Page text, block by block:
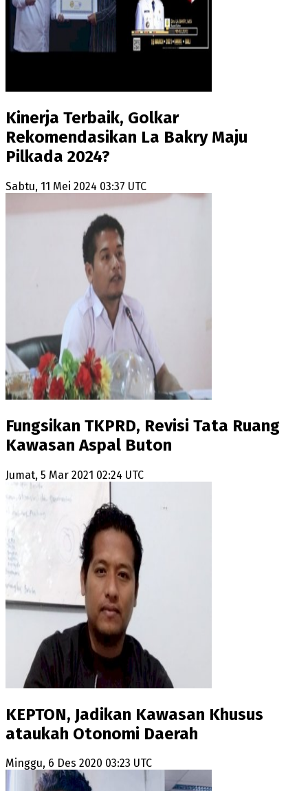
Kinerja Terbaik, Golkar
Rekomendasikan La Bakry Maju
Pilkada 2024?
Sabtu, 11 Mei 2024 03:37 UTC
Fungsikan TKPRD, Revisi Tata Ruang
Kawasan Aspal Buton
Jumat, 5 Mar 2021 02:24 UTC
KEPTON, Jadikan Kawasan Khusus
ataukah Otonomi Daerah
Minggu, 6 Des 2020 03:23 UTC